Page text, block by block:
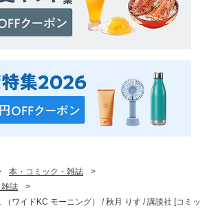
本・コミック・雑誌
>
誌
>
（ワイドKC モーニング） / 秋月 りす / 講談社 [コミッ